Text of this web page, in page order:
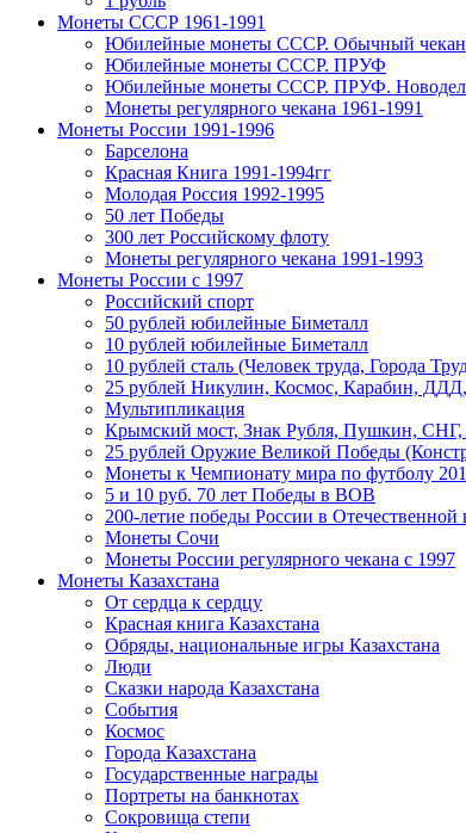
Монеты СССР 1961-1991
Юбилейные монеты СССР. Обычный чекан
Юбилейные монеты СССР. ПРУФ
Юбилейные монеты СССР. ПРУФ.
Монеты регулярного чекана 1961-1991
Монеты России 1991-1996
Барселона
Красная Книга 1991-1994гг
Молодая Россия 1992-1995
50 лет Победы
300 лет Российскому флоту
Монеты регулярного чекана 1991-1993
Монеты России c 1997
Российский спорт
50 рублей юбилейные Биметалл
10 рублей юбилейные Биметалл
10 рублей сталь (Человек труда, Города
25 рублей Никулин, Космос, Карабин,
Мультипликация
Крымский мост, Знак Рубля, Пушкин,
25 рублей Оружие Великой Победы
Монеты к Чемпионату мира по футболу
5 и 10 руб. 70 лет Победы в ВОВ
200-летие победы России в Отечественной
Монеты Сочи
Монеты России регулярного чекана с 1997
Монеты Казахстана
От сердца к сердцу
Красная книга Казахстана
Обряды, национальные игры Казахстана
Люди
Сказки народа Казахстана
События
Космос
Города Казахстана
Государственные награды
Портреты на банкнотах
Сокровища степи